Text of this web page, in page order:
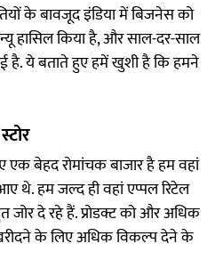
के बावजूद इंडिया में बिजनेस को
हासिल किया है, और साल-दर-साल
है. ये बताते हुए हमें खुशी है कि हमने
एक बेहद रोमांचक बाजार है हम वहां
थे. हम जल्द ही वहां एप्पल रिटेल
जोर दे रहे हैं. प्रोडक्ट को और अधिक
के लिए अधिक विकल्प देने के